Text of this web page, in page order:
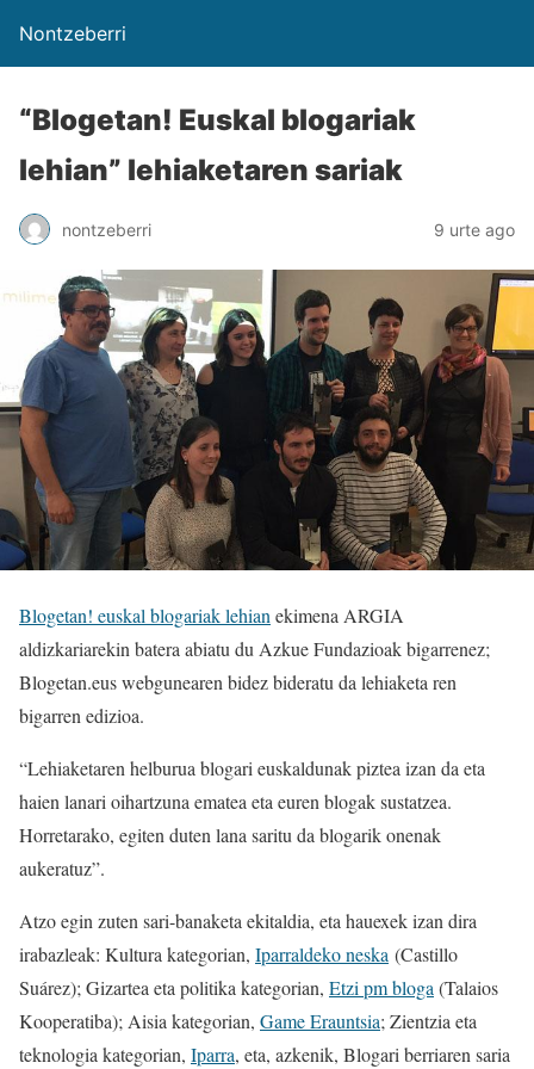
Nontzeberri
“Blogetan! Euskal blogariak
lehian” lehiaketaren sariak
nontzeberri 9 urte ago
Blogetan! euskal blogariak lehianekimena ARGIA
aldizkariarekin batera abiatu du Azkue Fundazioak bigarrenez;
Blogetan.eus webgunearen bidez bideratu da lehiaketa ren
bigarren edizioa.
“Lehiaketaren helburua blogari euskaldunak piztea izan da eta
haien lanari oihartzuna ematea eta euren blogak sustatzea.
Horretarako, egiten duten lana saritu da blogarik onenak
aukeratuz”.
Atzo egin zuten sari-banaketa ekitaldia, eta hauexek izan dira
irabazleak: Kultura kategorian, Iparraldeko neska (Castillo
Suárez); Gizartea eta politika kategorian, Etzi pm bloga(Talaios
Kooperatiba); Aisia kategorian, Game Erauntsia; Zientzia eta
teknologia kategorian, Iparra, eta, azkenik, Blogari berriaren saria